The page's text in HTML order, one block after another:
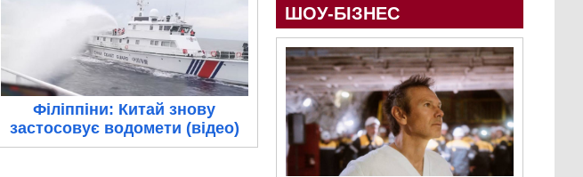
Філіппіни: Китай знову
застосовує водомети (відео)
ШОУ-БІЗНЕС